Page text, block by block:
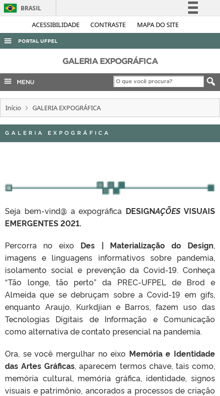
ACESSIBILIDADE CONTRASTE MAPA DO SITE
BRASIL
Simplifique!
Legislação
Canais
PORTAL UFPEL
ACESSO À INFORMAÇÃO
AUDITORIA
COBALTO
CONCURSOS
EDITAIS
INTERNACIONAL
GALERIA EXPOGRÁFICA
MENU
Início GALERIA EXPOGRÁFICA
GALERIA EXPOGRÁFICA
Seja bem-vind@ a expográfica DESIGNAÇÕESVISUAIS
EMERGENTES 2021.
Percorra no eixo Des | Materialização do Design,
imagens e linguagens informativos sobre pandemia,
isolamento social e prevenção da Covid-19. Conheça
“Tão longe, tão perto” da PREC-UFPEL de Brod e
Almeida que se debruçam sobre a Covid-19 em gifs,
enquanto Araujo, Kurkdjian e Barros, fazem uso das
Tecnologias Digitais de Informação e Comunicação
como alternativa de contato presencial na pandemia.
Ora, se você mergulhar no eixo Memória e Identidade
das Artes Gráficas, aparecem termos chave, tais como,
memória cultural, memória gráfica, identidade, signos
visuais e patrimônio, ancorados a processos de criação